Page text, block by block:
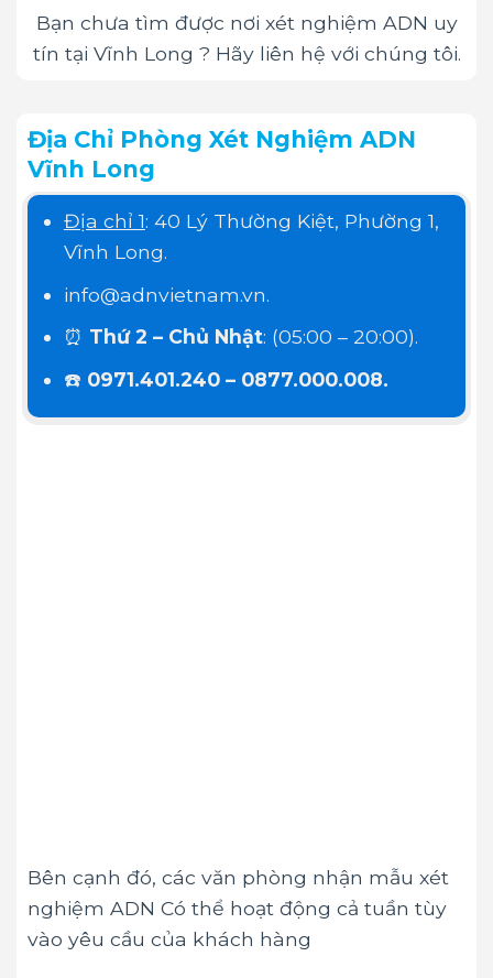
Bạn chưa tìm được nơi xét nghiệm ADN uy
tín tại Vĩnh Long ? Hãy liên hệ với chúng tôi.
Địa Chỉ Phòng Xét Nghiệm ADN
Vĩnh Long
Địa chỉ 1: 40 Lý Thường Kiệt, Phường 1,
Vĩnh Long.
info@adnvietnam.vn.
⏰ Thứ 2 – Chủ Nhật: (05:00 – 20:00).
☎️ 0971.401.240 – 0877.000.008.
Bên cạnh đó, các văn phòng nhận mẫu xét
nghiệm ADN Có thể hoạt động cả tuần tùy
vào yêu cầu của khách hàng